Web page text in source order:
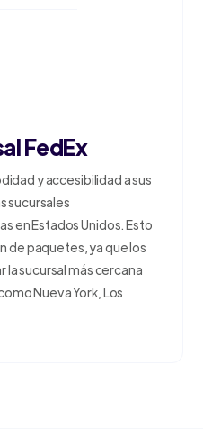
FedEx
y accesibilidad a sus
sucursales
en Estados Unidos. Esto
de paquetes, ya que los
sucursal más cercana
Nueva York, Los